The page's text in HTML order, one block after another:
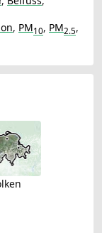
, PM10, PM2.5,